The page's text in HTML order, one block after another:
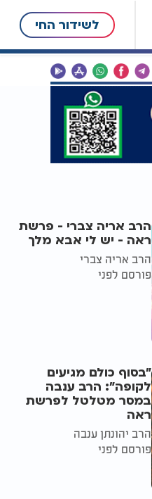
לשידור החי
הרב אריה צברי - פרשת
ראה - יש לי אבא מלך
הרב אריה צברי
פורסם לפני
"בסוף כולם מגיעים
לקופה": הרב ענבה
במסר מטלטל לפרשת
ראה
הרב יהונתן ענבה
פורסם לפני